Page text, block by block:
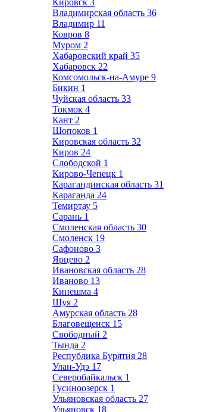
Кировск 3
Владимирская область 36
Владимир 11
Ковров 8
Муром 2
Хабаровский край 35
Хабаровск 22
Комсомольск-на-Амуре 9
Бикин 1
Чуйская область 33
Токмок 4
Кант 2
Шопоков 1
Кировская область 32
Киров 24
Слободской 1
Кирово-Чепецк 1
Карагандинская область 31
Караганда 24
Темиртау 5
Сарань 1
Смоленская область 30
Смоленск 19
Сафоново 3
Ярцево 2
Ивановская область 28
Иваново 13
Кинешма 4
Шуя 2
Амурская область 28
Благовещенск 15
Свободный 2
Тында 2
Республика Бурятия 28
Улан-Удэ 17
Северобайкальск 1
Гусиноозерск 1
Ульяновская область 27
Ульяновск 18